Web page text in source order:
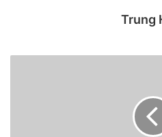
Thiết kế iPad Air
thay đổi nhưng
Air M1 không thay đổi quá
vuông vức mang đậm dấu ấn
hình cân đối ở các cạnh góp
Trung